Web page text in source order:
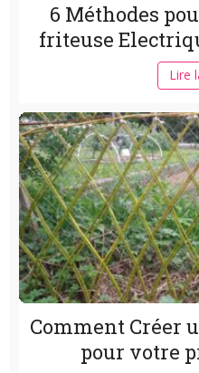
6 Méthodes
friteuse
Lire
Comment Créer
pour votre